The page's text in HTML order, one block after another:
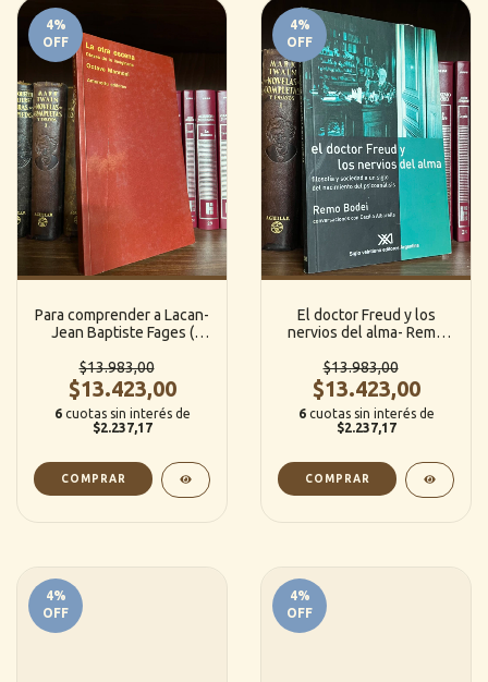
4%
OFF
Para comprender a Lacan-
Jean Baptiste Fages (
$13.983,00
$13.423,00
6 cuotas sin interés de
$2.237,17
4%
OFF
El doctor Freud y los
nervios del alma- Remo
$13.983,00
$13.423,00
6 cuotas sin interés de
$2.237,17
4%
OFF
4%
OFF